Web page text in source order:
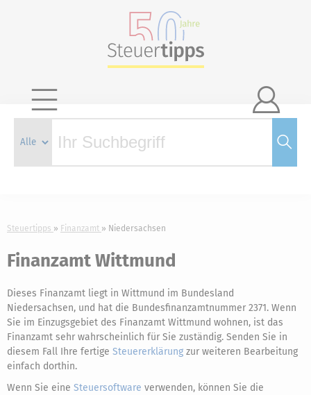

Steuertipps Finanzamt Niedersachsen
Finanzamt Wittmund
Dieses Finanzamt liegt in Wittmund im Bundesland
Niedersachsen, und hat die Bundesfinanzamtnummer 2371. Wenn
Sie im Einzugsgebiet des Finanzamt Wittmund wohnen, ist das
Finanzamt sehr wahrscheinlich für Sie zuständig. Senden Sie in
diesem Fall Ihre fertige Steuererklärung zur weiteren Bearbeitung
einfach dorthin.
Wenn Sie eine Steuersoftware verwenden, können Sie die